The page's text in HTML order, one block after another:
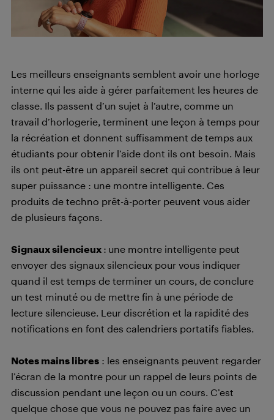
Les meilleurs enseignants semblent avoir une horloge
interne qui les aide à gérer parfaitement les heures de
classe. Ils passent d’un sujet à l’autre, comme un
travail d’horlogerie, terminent une leçon à temps pour
la récréation et donnent suffisamment de temps aux
étudiants pour obtenir l’aide dont ils ont besoin. Mais
ils ont peut-être un appareil secret qui contribue à leur
super puissance : une montre intelligente. Ces
produits de techno prêt-à-porter peuvent vous aider
de plusieurs façons.
Signaux silencieux : une montre intelligente peut
envoyer des signaux silencieux pour vous indiquer
quand il est temps de terminer un cours, de conclure
un test minuté ou de mettre fin à une période de
lecture silencieuse. Leur discrétion et la rapidité des
notifications en font des calendriers portatifs fiables.
Notes mains libres : les enseignants peuvent regarder
l’écran de la montre pour un rappel de leurs points de
discussion pendant une leçon ou un cours. C’est
quelque chose que vous ne pouvez pas faire avec un